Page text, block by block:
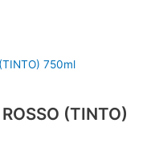
(TINTO)